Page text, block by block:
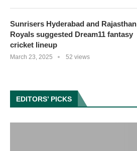
Sunrisers Hyderabad and Rajasthan
Royals suggested Dream11 fantasy
cricket lineup
March 23, 2025 52 views
EDITORS’ PICKS